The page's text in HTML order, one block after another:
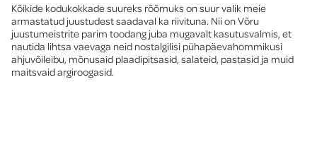
Kõikide kodukokkade suureks rõõmuks on suur valik meie
armastatud juustudest saadaval ka riivituna. Nii on Võru
juustumeistrite parim toodang juba mugavalt kasutusvalmis, et
nautida lihtsa vaevaga neid nostalgilisi pühapäevahommikusi
ahjuvõileibu, mõnusaid plaadipitsasid, salateid, pastasid ja muid
maitsvaid argiroogasid.